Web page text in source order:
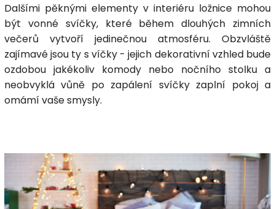
Dalšími pěknými elementy v interiéru ložnice mohou
být vonné svíčky, které během dlouhých zimních
večerů vytvoří jedinečnou atmosféru. Obzvláště
zajímavé jsou ty s víčky- jejich dekorativní vzhled bude
ozdobou jakékoliv komody nebo nočního stolku a
neobvyklá vůně po zapálení svíčky zaplní pokoj a
omámí vaše smysly.